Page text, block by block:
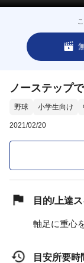
ノーステップ
野球 小学生向け
2021/02/20
目的/上達
軸足に重心
目安所要時